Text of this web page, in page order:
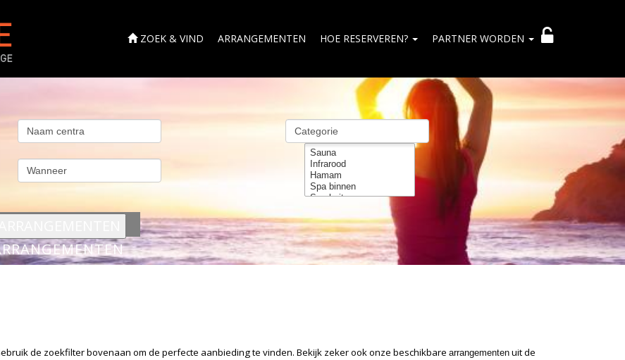
ZOEK & VIND ARRANGEMENTEN HOE RESERVEREN? PARTNER WORDEN
de zoekfilter bovenaan om de perfecte aanbieding te vinden. Bekijk zeker ook onze beschikbare arrangementen uit de